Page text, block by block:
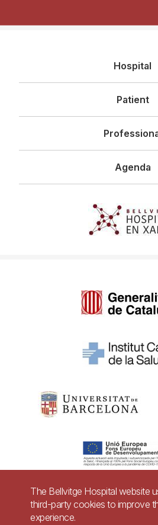
principal
Hospital
Patient
Agenda
Pie
The Bellvitge Hospital website
third-party cookies to improve
experience.